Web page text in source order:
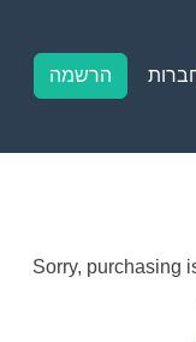
הרשמה
Sorry, purchasing